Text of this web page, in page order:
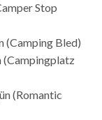
Stop
(Camping Bled)
(Campingplatz
(Romantic